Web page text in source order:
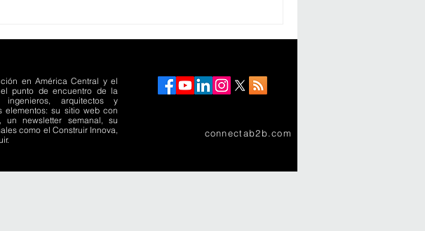
en América Central y el
punto de encuentro de la
ingenieros, arquitectos y
elementos: su sitio web con
newsletter semanal, su
como el Construir Innova,
connectab2b.com